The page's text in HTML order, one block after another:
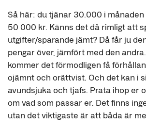
Så här: du tjänar 30.000 i
50 000 kr. Känns det då rimligt att
utgifter/sparande jämt? Då får ju
pengar över, jämfört med den
kommer det förmodligen få
ojämnt och orättvist. Och det kan i
avundsjuka och tjafs. Prata ihop er
om vad som passar er. Det finns
utan det viktigaste är att båda är